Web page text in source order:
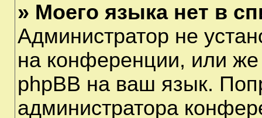
» Моего языка нет в
Администратор не
на конференции, или же
phpBB на ваш язык.
администратора